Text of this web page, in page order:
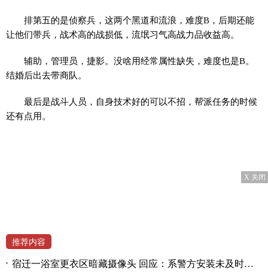
排第五的是侦察兵，这两个黑道和流浪，难度B，后期还能
让他们带兵，战术高的战损低，流氓习气高战力品收益高。
辅助，管理员，捷影。没啥用经常属性缺失，难度也是B。
结婚后出去带商队。
最后是战斗人员，自身技术好的可以不招，帮派任务的时候
还有点用。
X 关闭
推荐内容
宿迁一浴室更衣区暗藏摄像头 回应：系警方安装未及时拆除